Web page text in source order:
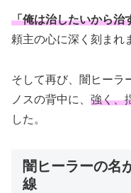
「俺は治したいから治
頼主の心に深く刻まれ
そして再び、闇ヒーラ
ノスの背中に、 強く、
した。
闇ヒーラーの名
線